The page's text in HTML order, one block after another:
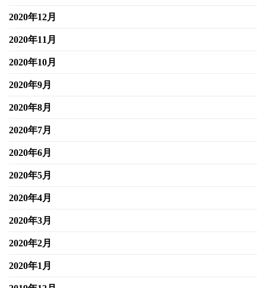
2020年12月
2020年11月
2020年10月
2020年9月
2020年8月
2020年7月
2020年6月
2020年5月
2020年4月
2020年3月
2020年2月
2020年1月